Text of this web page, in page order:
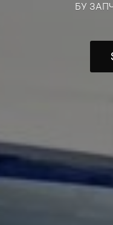
БУ